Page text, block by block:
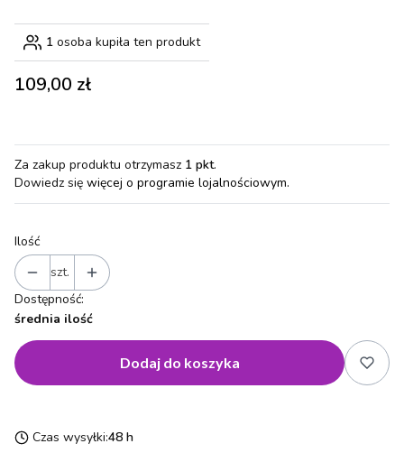
1 osoba kupiła ten produkt
Cena
109,00 zł
Za zakup produktu otrzymasz 1 pkt.
Dowiedz się więcej o programie lojalnościowym.
Ilość
szt.
Dostępność:
średnia ilość
Dodaj do koszyka
Czas wysyłki:48 h